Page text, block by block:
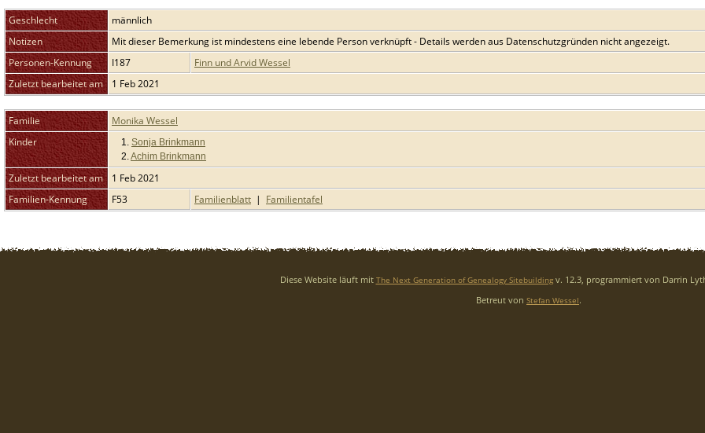
Geschlecht
männlich
Notizen
Mit dieser Bemerkung ist mindestens eine lebende Person verknüpft - Details werden aus Datenschutzgründen nicht angezeigt.
Personen-Kennung
I187
Finn und Arvid Wessel
Zuletzt bearbeitet am
1 Feb 2021
Familie
Monika Wessel
Kinder
1. Sonja Brinkmann
2.Achim Brinkmann
Zuletzt bearbeitet am
1 Feb 2021
Familien-Kennung
F53 Familienblatt | Familientafel
Diese Website läuft mit The Next Generation of Genealogy Sitebuildingv. 12.3, programmiert von Darrin
Betreut von Stefan Wessel.